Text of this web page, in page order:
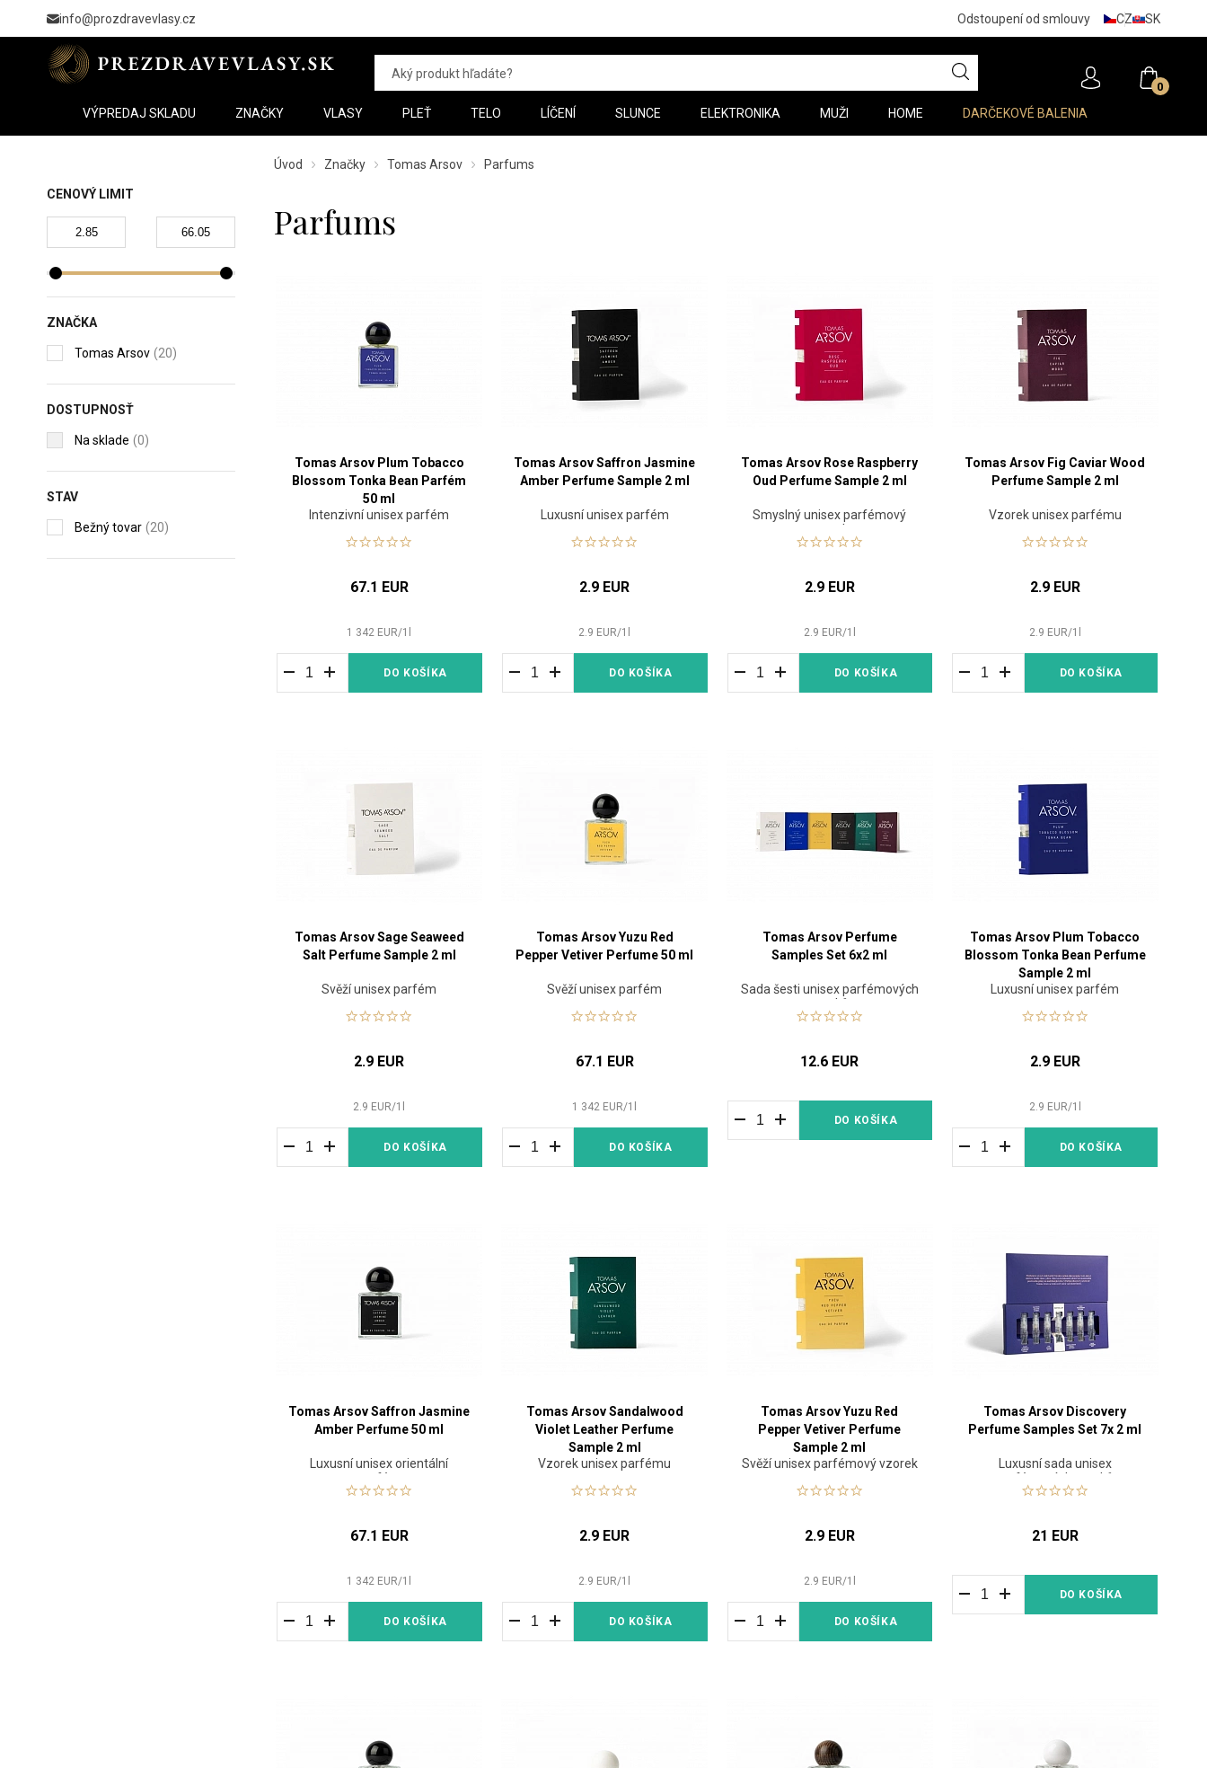
info@prozdravevlasy.cz Odstoupení od smlouvy CZ SK
0
VÝPREDAJ SKLADU ZNAČKY VLASY PLEŤ TELO LÍČENÍ SLUNCE ELEKTRONIKA MUŽI HOME DARČEKOVÉ BALENIA
CENOVÝ LIMIT
ZNAČKA
Tomas Arsov (20)
DOSTUPNOSŤ
Na sklade (0)
STAV
Bežný tovar (20)
Úvod Značky Tomas Arsov Parfums
Parfums
Tomas Arsov Plum Tobacco
Blossom Tonka Bean Parfém
50 ml
Intenzivní unisex parfém
67.1 EUR
1 342 EUR/1
DO KOŠÍKA
Tomas Arsov Saffron Jasmine
Amber Perfume Sample 2 ml
Luxusní unisex parfém
2.9 EUR
2.9 EUR/1
DO KOŠÍKA
Tomas Arsov Rose Raspberry
Oud Perfume Sample 2 ml
Smyslný unisex parfémový
vzorek
2.9 EUR
2.9 EUR/1
DO KOŠÍKA
Tomas Arsov Fig Caviar Wood
Perfume Sample 2 ml
Vzorek unisex parfému
2.9 EUR
2.9 EUR/1
DO KOŠÍKA
Tomas Arsov Sage Seaweed
Salt Perfume Sample 2 ml
Svěží unisex parfém
2.9 EUR
2.9 EUR/1
DO KOŠÍKA
Tomas Arsov Yuzu Red
Pepper Vetiver Perfume 50 ml
Svěží unisex parfém
67.1 EUR
1 342 EUR/1
DO KOŠÍKA
Tomas Arsov Perfume
Samples Set 6x2 ml
Sada šesti unisex parfémových
vzorků
12.6 EUR
DO KOŠÍKA
Tomas Arsov Plum Tobacco
Blossom Tonka Bean Perfume
Sample 2 ml
Luxusní unisex parfém
2.9 EUR
2.9 EUR/1
DO KOŠÍKA
Tomas Arsov Saffron Jasmine
Amber Perfume 50 ml
Luxusní unisex orientální
parfém
67.1 EUR
1 342 EUR/1
DO KOŠÍKA
Tomas Arsov Sandalwood
Violet Leather Perfume
Sample 2 ml
Vzorek unisex parfému
2.9 EUR
2.9 EUR/1
DO KOŠÍKA
Tomas Arsov Yuzu Red
Pepper Vetiver Perfume
Sample 2 ml
Svěží unisex parfémový vzorek
2.9 EUR
2.9 EUR/1
DO KOŠÍKA
Tomas Arsov Discovery
Perfume Samples Set 7x 2 ml
Luxusní sada unisex
parfémových vzorků
21 EUR
DO KOŠÍKA